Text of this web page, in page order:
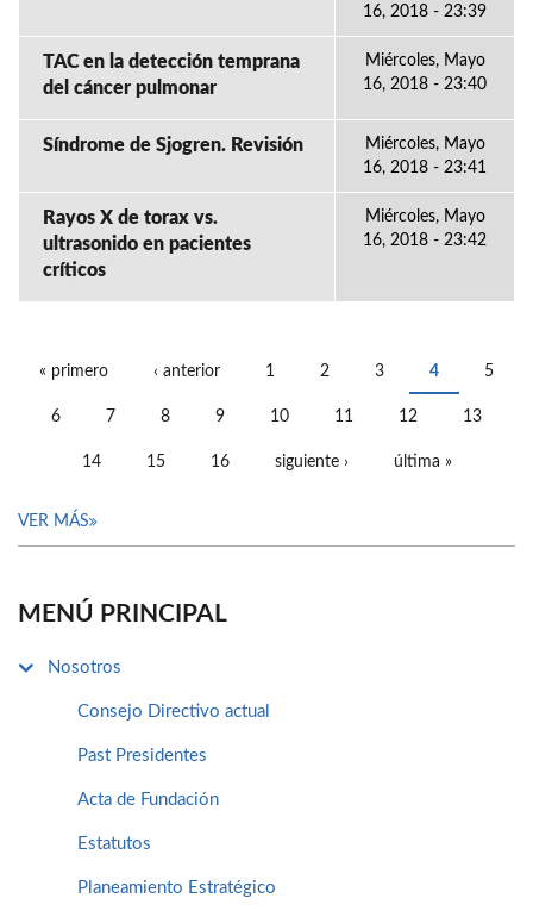
16, 2018 - 23:39
TAC en la detección temprana
del cáncer pulmonar
Miércoles, Mayo
16, 2018 - 23:40
Síndrome de Sjogren. Revisión
Miércoles, Mayo
16, 2018 - 23:41
Rayos X de torax vs.
ultrasonido en pacientes
críticos
Miércoles, Mayo
16, 2018 - 23:42
« primero ‹ anterior 1 2 3 4 5
6 7 8 9 10 11 12 13
14 15 16 siguiente › última »
VER MÁS
MENÚ PRINCIPAL
Nosotros
Consejo Directivo actual
Past Presidentes
Acta de Fundación
Estatutos
Planeamiento Estratégico